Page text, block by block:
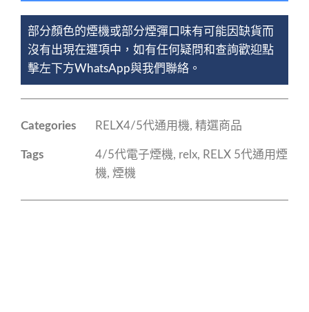
部分顏色的煙機或部分煙彈口味有可能因缺貨而
沒有出現在選項中，如有任何疑問和查詢歡迎點
擊左下方WhatsApp與我們聯絡。
Categories RELX4/5代通用機, 精選商品
Tags 4/5代電子煙機, relx, RELX 5代通用煙
機, 煙機